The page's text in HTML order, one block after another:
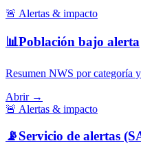
🚨 Alertas & impacto
📊Población bajo alerta
Resumen NWS por categoría
Abrir →
🚨 Alertas & impacto
📡Servicio de alertas